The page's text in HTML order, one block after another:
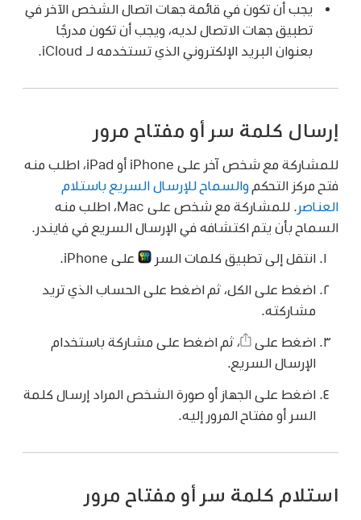
يجب أن تكون في قائمة جهات اتصال الشخص الآخر في
تطبيق جهات الاتصال لديه، ويجب أن تكون مدرجًا
بعنوان البريد الإلكتروني الذي تستخدمه لـ iCloud.
إرسال كلمة سر أو مفتاح مرور
للمشاركة مع شخص آخر على iPhone أو iPad، اطلب منه
فتح مركز التحكم والسماح للإرسال السريع باستلام
العناصر
. للمشاركة مع شخص على Mac، اطلب منه
السماح بأن يتم اكتشافه في الإرسال السريع في فايندر.
انتقل إلى تطبيق كلمات السر على iPhone.
اضغط على الكل، ثم اضغط على الحساب الذي تريد
مشاركته.
اضغط على ،ثم اضغط على مشاركة باستخدام
الإرسال السريع.
اضغط على الجهاز أو صورة الشخص المراد إرسال كلمة
السر أو مفتاح المرور إليه.
استلام كلمة سر أو مفتاح مرور